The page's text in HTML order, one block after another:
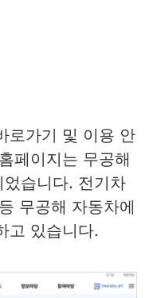
로가기 및 이용 안
페이지는 무공해
습니다. 전기차
무공해 자동차에
고 있습니다.